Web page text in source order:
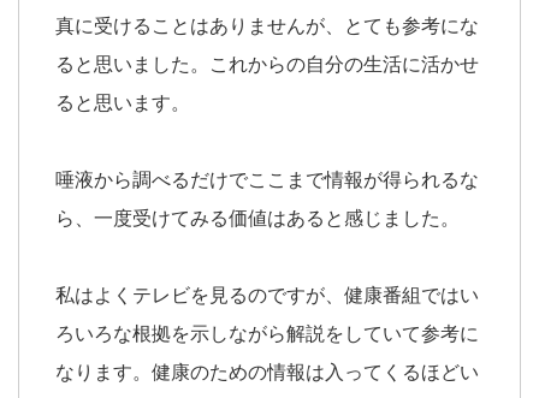
真に受けることはありませんが、とても参考にな
ると思いました。これからの自分の生活に活かせ
ると思います。
唾液から調べるだけでここまで情報が得られるな
ら、一度受けてみる価値はあると感じました。
私はよくテレビを見るのですが、健康番組ではい
ろいろな根拠を示しながら解説をしていて参考に
なります。健康のための情報は入ってくるほどい